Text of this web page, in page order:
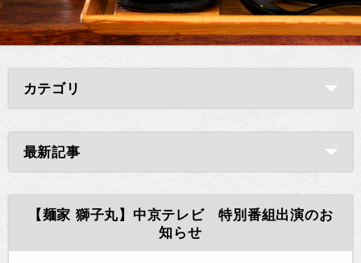
カテゴリ
最新記事
【麺家 獅子丸】中京テレビ 特別番組出演のお
知らせ